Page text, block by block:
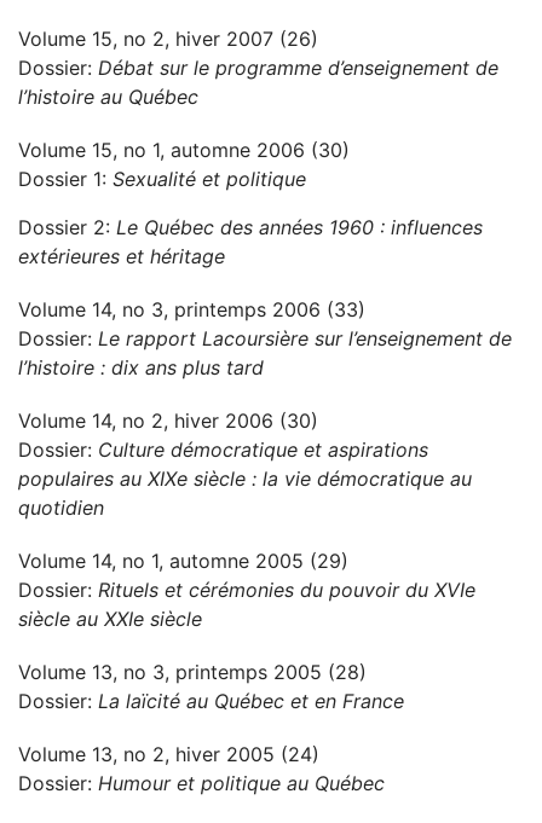
Volume 15, no 2, hiver 2007 (26)
Dossier: Débat sur le programme d’enseignement de
l’histoire au Québec
Volume 15, no 1, automne 2006 (30)
Dossier 1: Sexualité et politique
Dossier 2: Le Québec des années 1960 : influences
extérieures et héritage
Volume 14, no 3, printemps 2006 (33)
Dossier: Le rapport Lacoursière sur l’enseignement de
l’histoire : dix ans plus tard
Volume 14, no 2, hiver 2006 (30)
Dossier: Culture démocratique et aspirations
populaires au XIXe siècle : la vie démocratique au
quotidien
Volume 14, no 1, automne 2005 (29)
Dossier: Rituels et cérémonies du pouvoir du XVIe
siècle au XXIe siècle
Volume 13, no 3, printemps 2005 (28)
Dossier: La laïcité au Québec et en France
Volume 13, no 2, hiver 2005 (24)
Dossier: Humour et politique au Québec